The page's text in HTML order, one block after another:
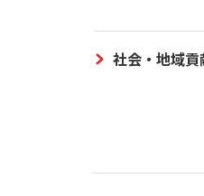
社会・地域貢